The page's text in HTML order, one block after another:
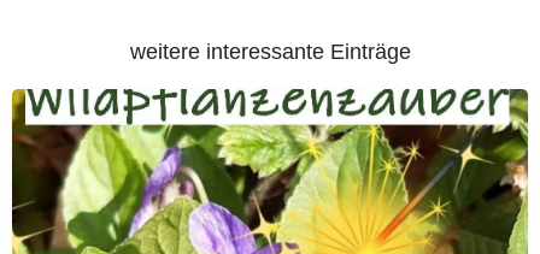
weitere interessante Einträge